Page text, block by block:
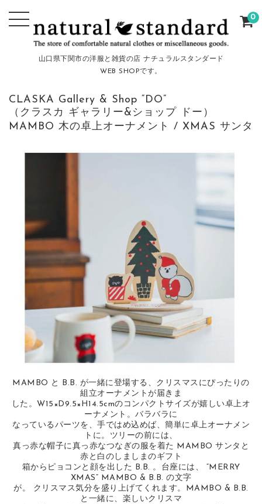
山口県下関市の洋服と雑貨の店 ナチュラルスタンダード
WEB SHOPです。
0
CLASKA Gallery & Shop “DO”
（クラスカ ギャラリー&ショップ ドー）
MAMBO 木の卓上オーナメント / XMAS サンタ
MAMBO と B.B. が一緒に登場する、クリスマスにぴったりの
組立オーナメントが届きま
した。W15×D9.5×H14.5cmのコンパクトサイズが嬉しい卓上オ
ーナメント。バラバラに
なっているパーツを、手ではめ込めば、簡単に卓上オーナメン
トに。ツリーの前には、
真っ赤な帽子に真っ赤なつなぎの服を着た MAMBO サンタと
赤と白のしましまのギフト
箱からピョコンと顔を出した B.B. 。台座には、 “MERRY
XMAS” MAMBO & B.B. の文字
が。 クリスマス気分を盛り上げてくれます。MAMBO & B.B.
と一緒に、楽しいクリスマ